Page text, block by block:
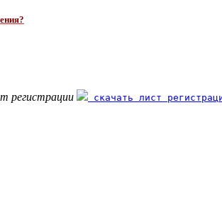
регистрации скачать лист